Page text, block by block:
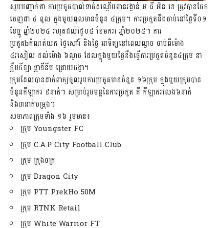
សូមបញ្ជាក់ថា ការប្រកួតបាល់ទាត់ដណ្ដើមពានរង្វាន់ អ ធី អិន ខេ ត្រូវបានចែក
ចេញជា ៤ ពូល ក្នុងមួយពូលមានចំនួន ៤ក្រុម។ ការប្រកួតនឹងចាប់នៅថ្ងៃទី០១
ខែធ្នូ ឆ្នាំ២០២៤ រហូតដល់ថ្ងៃ០៥ ខែមករា ឆ្នាំ២០២៥។ ការ
ប្រកួតbកំណត់យក ថ្ងៃសៅរ៍ និងថ្ងៃ អាទិត្យនៅពេលល្ងាច ចាប់ពីម៉ោង
៤រសៀល ដល់ម៉ោង ៦ល្ងាច ដែលក្នុងមួយថ្ងៃនឹងធ្វើការប្រកួតចំនួន៤ក្រុម នា
ក្លឹបកីឡា ផ្លាទីនីម ជ្រោយចង្វា។
ក្រុមដែលបានដាក់ពាក្យចូលរួមការប្រកួតមានចំនួន ១៦ក្រុម ក្នុងមួយក្រុមបាន
ចំនួនកីឡាករ ៩នាក់។ សម្រាប់រូបមន្តនៃការប្រកួត គី កីឡាករលេង៦នាក់
និង៣នាក់បម្រុង។
សមាភាពក្រុមទាំង ១៦ រួមមាន៖
ក្រុម Youngster FC
ក្រុម C.A.P City Football Club
ក្រុម ក្រុងចក្រ
ក្រុម Dragon City
ក្រុម PTT PrekHo 50M
ក្រុម RTNK Retail
ក្រុម White Warrior FT